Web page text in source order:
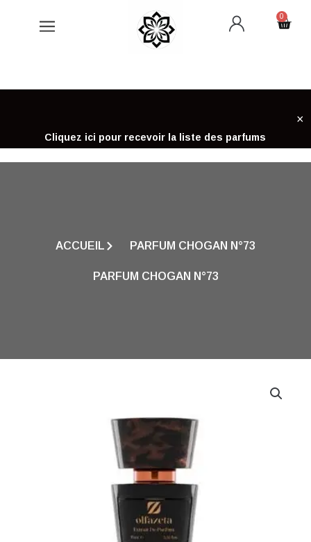
0
Cart
Cliquez ici pour recevoir la liste des parfums
×
ACCUEIL PARFUM CHOGAN N°73
PARFUM CHOGAN N°73